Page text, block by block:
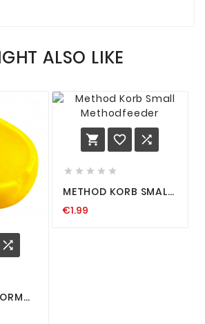
ALSO LIKE

  
    
METHOD KORB SMALL
€1.99